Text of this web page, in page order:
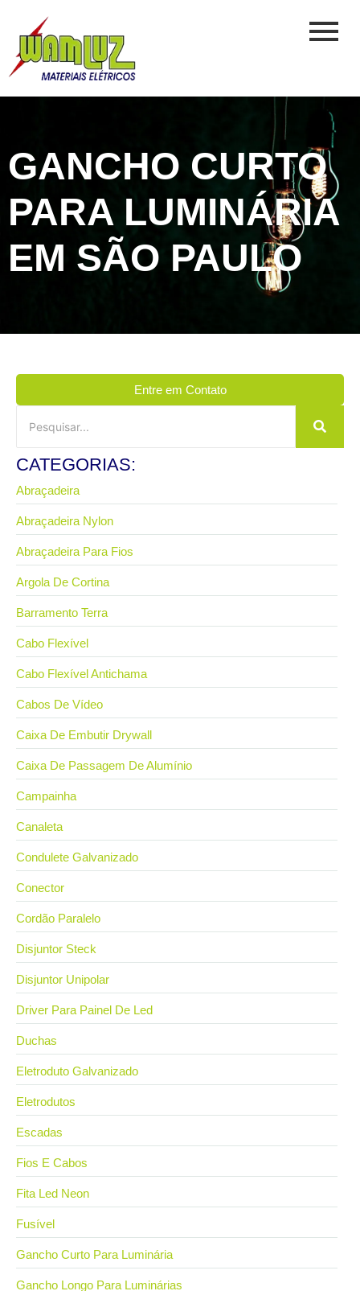
GANCHO CURTO
PARA LUMINÁRIA
EM SÃO PAULO
Entre em Contato
CATEGORIAS:
Abraçadeira
Abraçadeira Nylon
Abraçadeira Para Fios
Argola De Cortina
Barramento Terra
Cabo Flexível
Cabo Flexível Antichama
Cabos De Vídeo
Caixa De Embutir Drywall
Caixa De Passagem De Alumínio
Campainha
Canaleta
Condulete Galvanizado
Conector
Cordão Paralelo
Disjuntor Steck
Disjuntor Unipolar
Driver Para Painel De Led
Duchas
Eletroduto Galvanizado
Eletrodutos
Escadas
Fios E Cabos
Fita Led Neon
Fusível
Gancho Curto Para Luminária
Gancho Longo Para Luminárias